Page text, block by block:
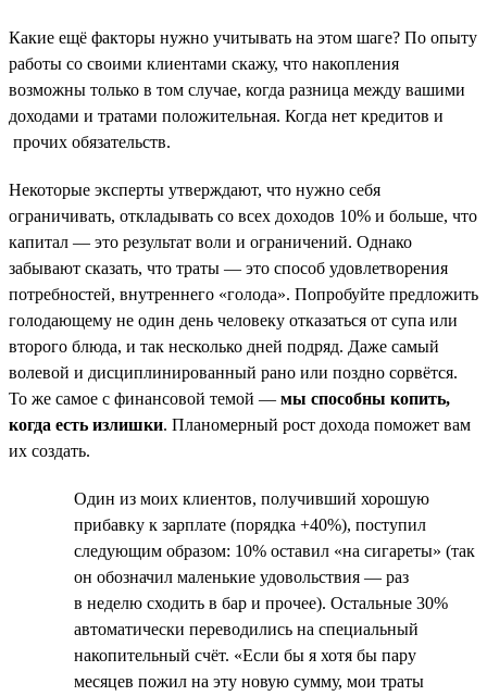
Какие ещё факторы нужно учитывать на этом шаге? По опыту
работы со своими клиентами скажу, что накопления
возможны только в том случае, когда разница между вашими
доходами и тратами положительная. Когда нет кредитов и
прочих обязательств.
Некоторые эксперты утверждают, что нужно себя
ограничивать, откладывать со всех доходов 10% и больше, что
капитал — это результат воли и ограничений. Однако
забывают сказать, что траты — это способ удовлетворения
потребностей, внутреннего «голода». Попробуйте предложить
голодающему не один день человеку отказаться от супа или
второго блюда, и так несколько дней подряд. Даже самый
волевой и дисциплинированный рано или поздно сорвётся.
То же самое с финансовой темой — мы способны копить,
когда есть излишки. Планомерный рост дохода поможет вам
их создать.
Один из моих клиентов, получивший хорошую
прибавку к зарплате (порядка +40%), поступил
следующим образом: 10% оставил «на сигареты» (так
он обозначил маленькие удовольствия — раз
в неделю сходить в бар и прочее). Остальные 30%
автоматически переводились на специальный
накопительный счёт. «Если бы я хотя бы пару
месяцев пожил на эту новую сумму, мои траты